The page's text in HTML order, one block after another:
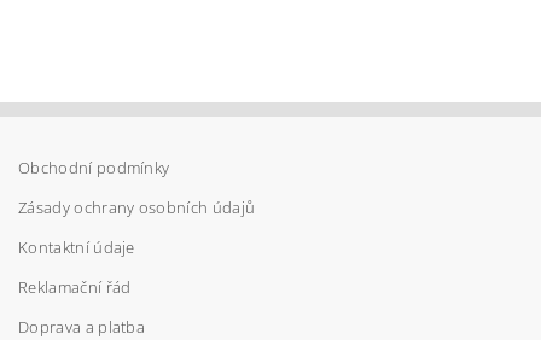
Obchodní podmínky
Zásady ochrany osobních údajů
Kontaktní údaje
Reklamační řád
Doprava a platba